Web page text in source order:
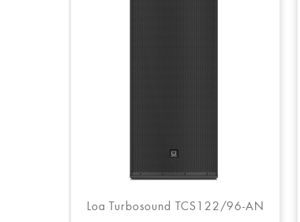
Loa Turbosound TCS122/96-AN